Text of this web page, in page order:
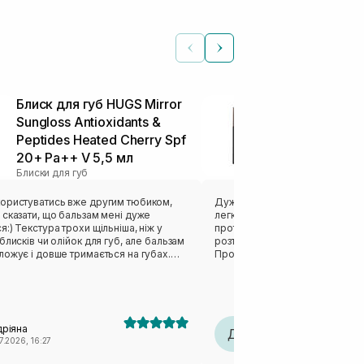
Блиск для губ HUGS Mirror
Sungloss Antioxidants &
Peptides Heated Cherry Spf
20+ Pa++ V 5,5 мл
Блиски для губ
вже другим тюбиком,
що бальзам мені дуже
Текстура трохи щільніша, ніж у
чи олійок для губ, але бальзам
і довше тримається на губах.
16:27
Дуже зручна туш. Має
легко профарбовувати вії.
протягом дня взагалі не
розтирається, навіть якщо
Процес змивання дуже легкий
Д